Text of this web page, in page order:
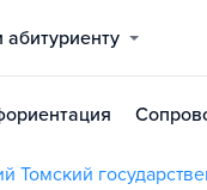
абитуриенту
Томский